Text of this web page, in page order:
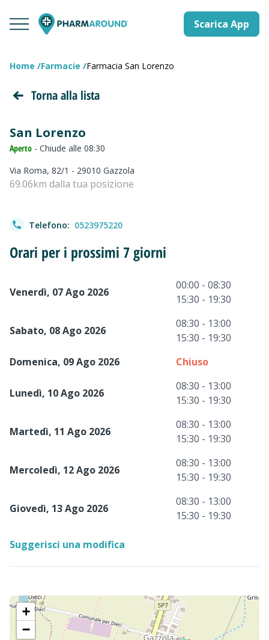
Scarica App
Home Farmacie Farmacia San Lorenzo
Torna alla lista
San Lorenzo
Aperto - Chiude alle 08:30
Via Roma, 82/1 - 29010 Gazzola
69.06km dalla tua posizione
Telefono: 0523975220
Orari per i prossimi 7 giorni
Venerdì, 07 Ago 2026
00:00 - 08:30
15:30 - 19:30
Sabato, 08 Ago 2026
08:30 - 13:00
15:30 - 19:30
Domenica, 09 Ago 2026
Chiuso
Lunedì, 10 Ago 2026
08:30 - 13:00
15:30 - 19:30
Martedì, 11 Ago 2026
08:30 - 13:00
15:30 - 19:30
Mercoledì, 12 Ago 2026
08:30 - 13:00
15:30 - 19:30
Giovedì, 13 Ago 2026
08:30 - 13:00
15:30 - 19:30
Suggerisci una modifica
+
−